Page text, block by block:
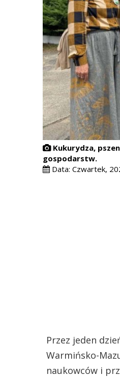
Kukurydza,
gospodarstw.
Data:Czwartek,
Przez jeden
Warmińsko-
naukowców i